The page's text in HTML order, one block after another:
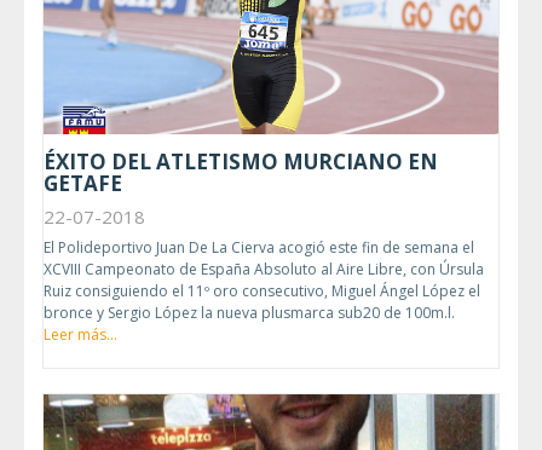
ÉXITO DEL ATLETISMO MURCIANO EN
GETAFE
22-07-2018
El Polideportivo Juan De La Cierva acogió este fin de semana el
XCVIII Campeonato de España Absoluto al Aire Libre, con Úrsula
Ruiz consiguiendo el 11º oro consecutivo, Miguel Ángel López el
bronce y Sergio López la nueva plusmarca sub20 de 100m.l.
Leer más...